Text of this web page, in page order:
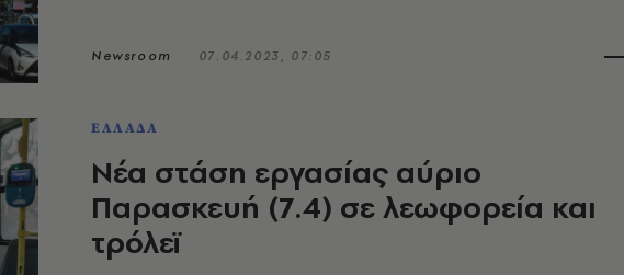
Newsroom 07.04.2023, 07:05
ΕΛΛΑΔΑ
Νέα στάση εργασίας αύριο
Παρασκευή (7.4) σε λεωφορεία και
τρόλεϊ